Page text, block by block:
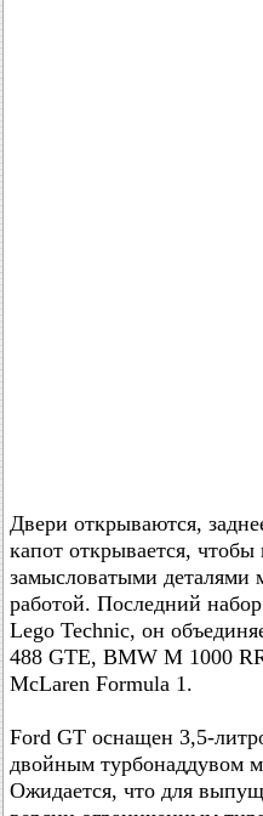
Двери открываются,
капот открывается,
замысловатыми деталями
работой. Последний
Lego Technic, он
488 GTE, BMW M 1000
McLaren Formula 1.
Ford GT оснащен 3,5-
двойным турбонаддувом
Ожидается, что для